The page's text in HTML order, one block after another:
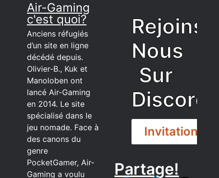
Air-Gaming
c'est quoi?
Anciens réfugiés
d’un site en ligne
décédé depuis.
Olivier-B., Kuk et
Manoloben ont
lancé Air-Gaming
en 2014. Le site
spécialisé dans le
jeu nomade. Face à
des canons du
genre
PocketGamer, Air-
Gaming a voulu
Rejoins
Nous
Sur
Discord
Invitation
Partage!